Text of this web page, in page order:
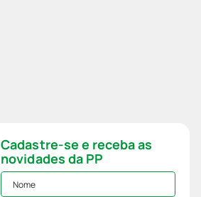
Cadastre-se e receba as
novidades da PP